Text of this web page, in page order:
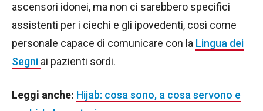
ascensori idonei, ma non ci sarebbero specifici
assistenti per i ciechi e gli ipovedenti, così come
personale capace di comunicare con la Lingua dei
Segni ai pazienti sordi.
Leggi anche: Hijab: cosa sono, a cosa servono e